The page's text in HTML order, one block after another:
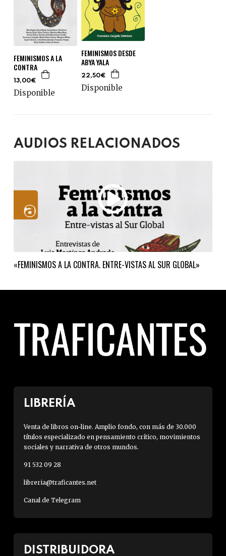
FEMINISMOS A LA
CONTRA
13,00€
Disponible
FEMINISMOS DESDE
ABYA YALA
22,50€
Disponible
AUDIOS RELACIONADOS
«FEMINISMOS A LA CONTRA. ENTRE-VISTAS AL SUR GLOBAL»
LIBRERÍA
Venta de libros on-line. Amplio fondo, con más de 30.000
títulos especializado en pensamiento crítico, movimientos
sociales y narrativa de otros mundos.
91 532 09 28
libreria@traficantes.net
Canal de Telegram
DISTRIBUIDORA